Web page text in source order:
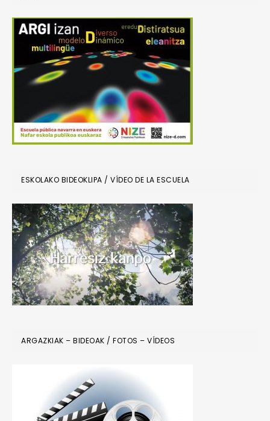
ESKOLAKO BIDEOKLIPA / VÍDEO DE LA ESCUELA
ARGAZKIAK – BIDEOAK / FOTOS – VÍDEOS